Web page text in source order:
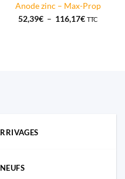
Anode zinc – Max-Prop
52,39€ – 116,17€Plage
TTC